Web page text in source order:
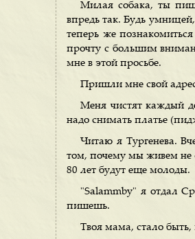
Милая собака, ты
впредь так. Будь
теперь же
прочту с большим
мне в этой просьбе.
Пришли мне свой
Меня чистят каждый
надо снимать платье
Читаю я Тургенева.
том, почему мы живем не
80 лет будут еще молоды.
"Salammbу" я отдал
пишешь.
Твоя мама, стало